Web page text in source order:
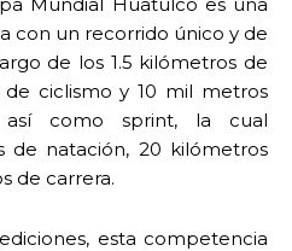
con un recorrido único y de
de los 1.5 kilómetros de
ciclismo y 10 mil metros
así como sprint, la cual
de natación, 20 kilómetros
de carrera.
esta competencia